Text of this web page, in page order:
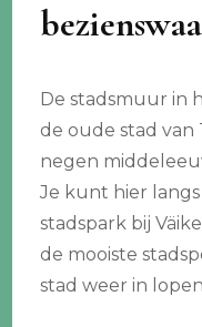
De stadsmuur in
de oude stad
negen
Je kunt hier
stadspark bij
de mooiste
stad weer in